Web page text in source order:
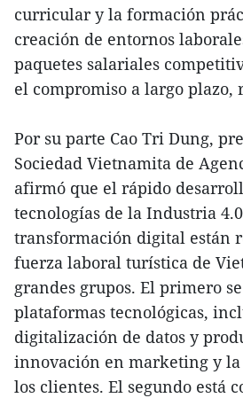
curricular y la formación
creación de entornos
paquetes salariales
el compromiso a largo plazo,
Por su parte Cao Tri Dung,
Sociedad Vietnamita de
afirmó que el rápido
tecnologías de la Industria
transformación digital están
fuerza laboral turística de
grandes grupos. El primero
plataformas tecnológicas,
digitalización de datos y
innovación en marketing y
los clientes. El segundo está